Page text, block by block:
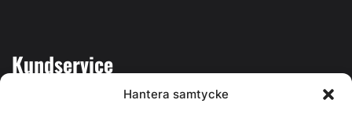
Hantera samtycke
Kundservice